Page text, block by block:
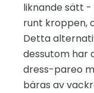
liknande sätt
runt kroppen,
Detta
dessutom har
dress-pareo
bäras av